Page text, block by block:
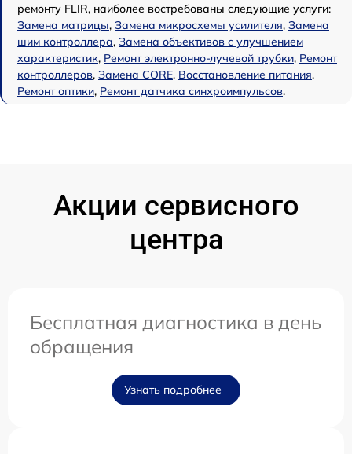
ремонту FLIR, наиболее востребованы следующие услуги:
Замена матрицы, Замена микросхемы усилителя, Замена
шим контроллера, Замена объективов с улучшением
характеристик, Ремонт электронно-лучевой трубки, Ремонт
контроллеров, Замена CORE, Восстановление питания,
Ремонт оптики, Ремонт датчика синхроимпульсов.
Акции сервисного
центра
Бесплатная диагностика в день
обращения
Узнать подробнее